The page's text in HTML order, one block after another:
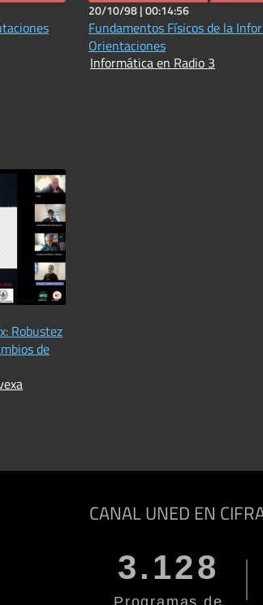
20/10/98 |00:14:56
Fundamentos Físicos de la
Orientaciones
Informática en Radio 3
Robustez
de
CANAL UNED EN
3.128
Programas de